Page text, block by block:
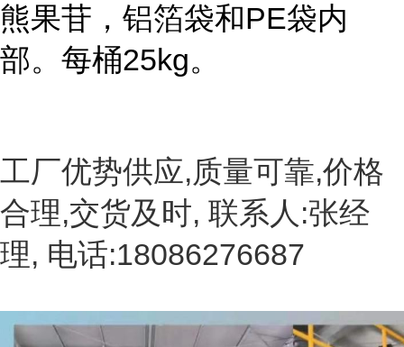
熊果苷，铝箔袋和PE袋内
部。每桶25kg。
工厂优势供应,质量可靠,价格
合理,交货及时, 联系人:张经
理, 电话:18086276687